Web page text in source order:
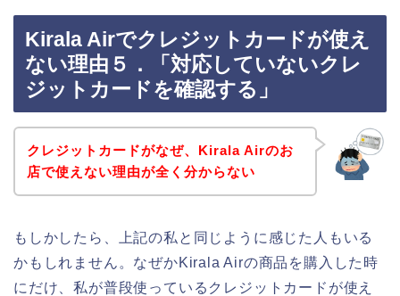
Kirala Airでクレジットカードが使え
ない理由５．「対応していないクレ
ジットカードを確認する」
クレジットカードがなぜ、Kirala Airのお
店で使えない理由が全く分からない
もしかしたら、上記の私と同じように感じた人もいる
かもしれません。なぜかKirala Airの商品を購入した時
にだけ、私が普段使っているクレジットカードが使え